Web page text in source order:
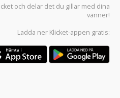
och delar det du gillar med dina
vänner!
Ladda ner Klicket-appen gratis: